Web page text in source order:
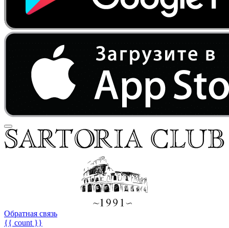
Обратная связь
{{ count }}